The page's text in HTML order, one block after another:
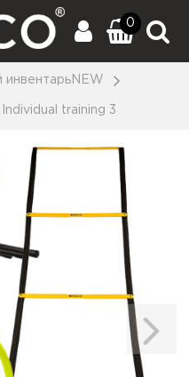
0
инвентарьNEW
training 3